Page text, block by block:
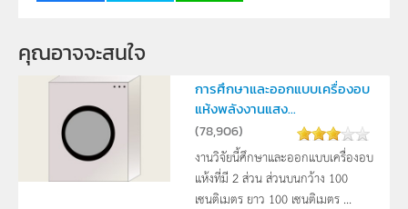
คุณอาจจะสนใจ
การศึกษาและออกแบบเครื่องอบ
แห้งพลังงานแสง...
(78,906)
งานวิจัยนี้ศึกษาและออกแบบเครื่องอบ
แห้งที่มี 2 ส่วน ส่วนบนกว้าง 100
เซนติเมตร ยาว 100 เซนติเมตร ...